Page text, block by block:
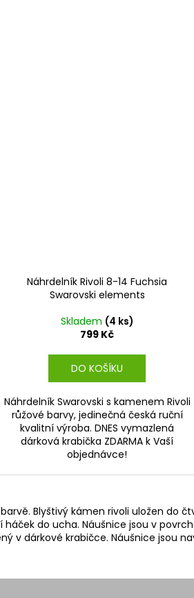
Náhrdelník Rivoli 8-14 Fuchsia
Swarovski elements
Skladem (4 ks)
799 Kč
DO KOŠÍKU
Náhrdelník Swarovski s kamenem Rivoli
růžové barvy, jedinečná česká ruční
kvalitní výroba. DNES vymazlená
dárková krabička ZDARMA k Vaší
objednávce!
Blyštivý kámen rivoli uložen do
do ucha. Náušnice jsou v
v dárkové krabičce. Náušnice jsou